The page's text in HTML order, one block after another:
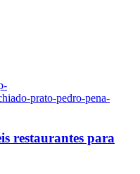
prato-pedro-pena-
restaurantes para